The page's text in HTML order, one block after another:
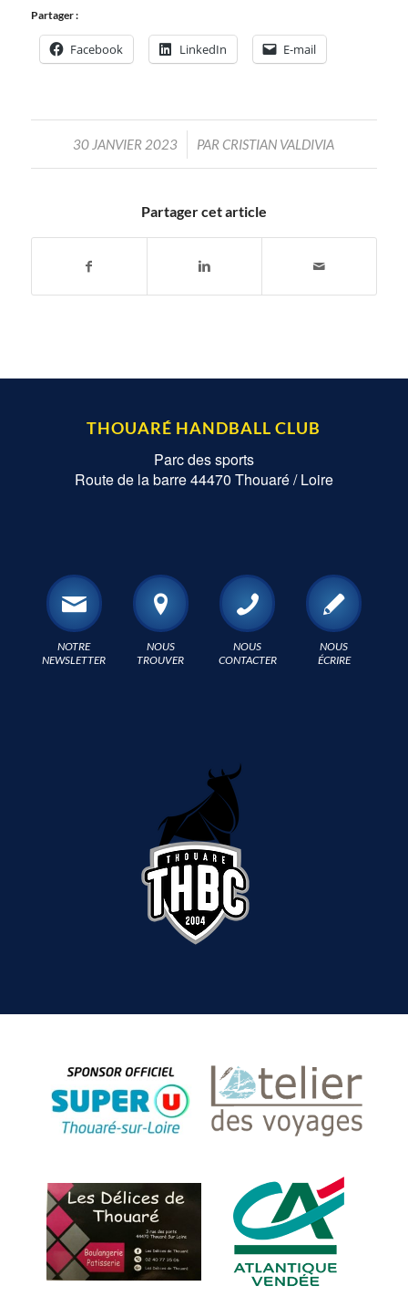
Partager :
Facebook LinkedIn E-mail
30 JANVIER 2023
/ PARCRISTIAN VALDIVIA
Partager cet article
THOUARÉ HANDBALL CLUB
Parc des sports
Route de la barre 44470 Thouaré / Loire
NOTRE
NEWSLETTER
NOUS
TROUVER
NOUS
CONTACTER
NOUS
ÉCRIRE